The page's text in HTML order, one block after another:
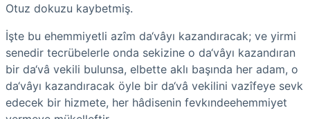
Otuz dokuzu kaybetmiş.
İşte bu ehemmiyetli azîm da‘vâyı kazandıracak; ve yirmi
senedir tecrübelerle onda sekizine o da‘vâyı kazandıran
bir da‘vâ vekili bulunsa, elbette aklı başında her adam, o
da‘vâyı kazandıracak öyle bir da‘vâ vekilini vazîfeye sevk
edecek bir hizmete, her hâdisenin fevkındeehemmiyet